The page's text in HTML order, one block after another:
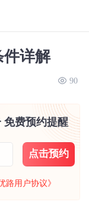
件详解
90
免费预约提醒
点击预约
路用户协议》